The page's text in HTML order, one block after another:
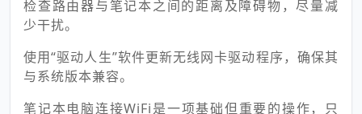
检查路由器与笔记本之间的距离及障碍物，尽量减
少干扰。
使用“驱动人生”软件更新无线网卡驱动程序，确保其
与系统版本兼容。
笔记本电脑连接WiFi是一项基础但重要的操作，只